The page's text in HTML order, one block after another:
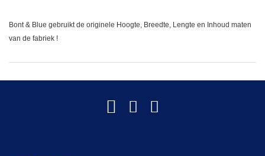
Bont & Blue gebruikt de originele Hoogte, Breedte, Lengte en Inhoud maten
van de fabriek !